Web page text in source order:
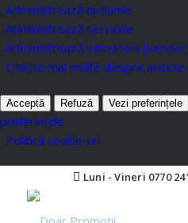
Administrează opțiunile
Administrează serviciile
Administrează vânzătorii
Citește mai multe despre aceste
Acceptă Refuză Vezi preferințele
preferințele
Politică cookie-uri
Luni - Vineri 0770